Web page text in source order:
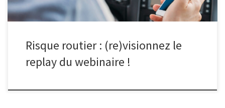
Risque routier : (re)visionnez le
replay du webinaire !